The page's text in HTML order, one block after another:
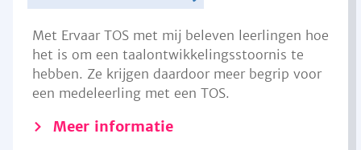
Met Ervaar TOS met mij beleven leerlingen hoe
het is om een taalontwikkelingsstoornis te
hebben. Ze krijgen daardoor meer begrip voor
een medeleerling met een TOS.
Meer informatie